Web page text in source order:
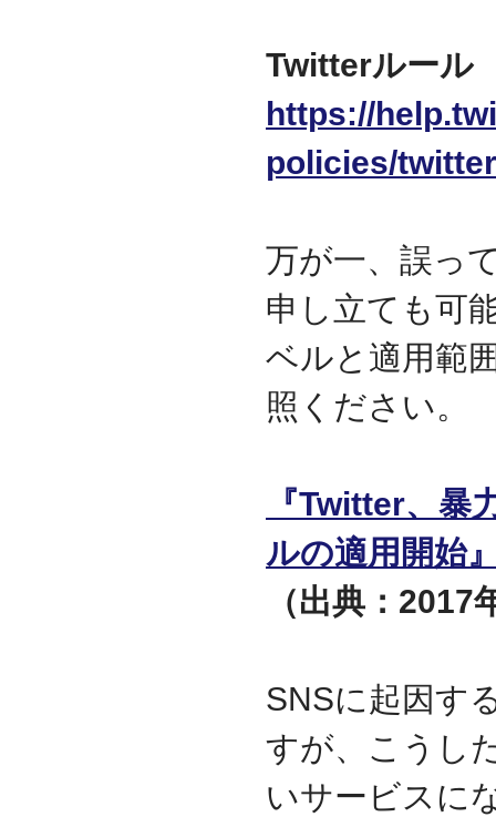
Twitterルール
https://
policies/
万が一、誤っ
申し立ても可
ベルと適用範
照ください。
『Twitter、暴
ルの適用開始
（出典：
SNSに起因す
すが、こうし
いサービスに